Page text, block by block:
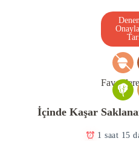
İçinde Kaşar
1 saat 15